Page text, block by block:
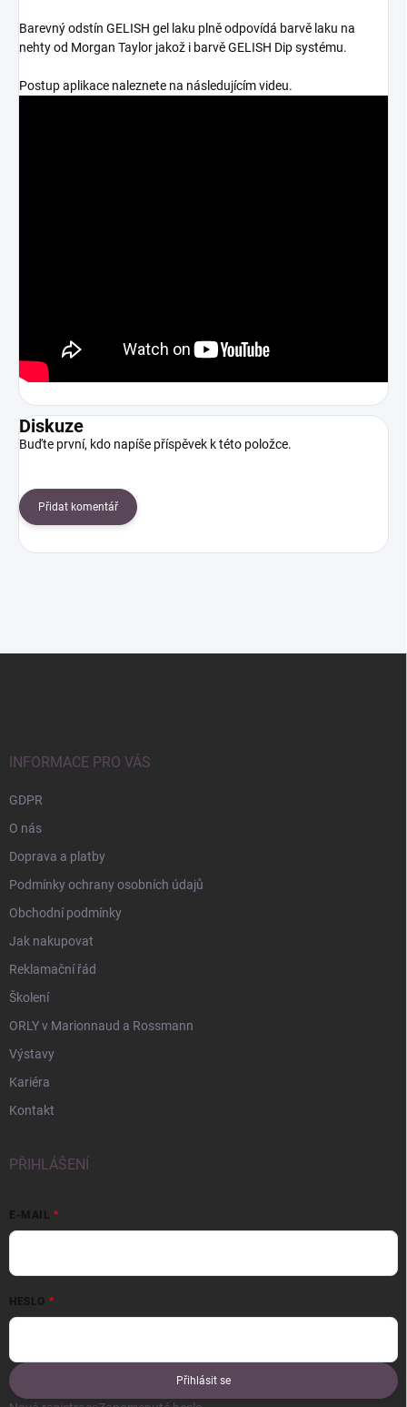
Barevný odstín GELISH gel laku plně odpovídá barvě laku na
nehty od Morgan Taylor jakož i barvě GELISH Dip systému.
Postup aplikace naleznete na následujícím videu.
Diskuze
Buďte první, kdo napíše příspěvek k této položce.
Přidat komentář
INFORMACE PRO VÁS
GDPR
O nás
Doprava a platby
Podmínky ochrany osobních údajů
Obchodní podmínky
Jak nakupovat
Reklamační řád
Školení
ORLY v Marionnaud a Rossmann
Výstavy
Kariéra
Kontakt
PŘIHLÁŠENÍ
E-MAIL
HESLO
Přihlásit se